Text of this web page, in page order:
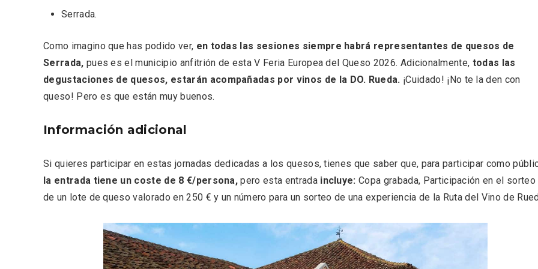
Serrada.
Como imagino que has podido ver, en todas las sesiones siempre habrá representantes de quesos de
Serrada, pues es el municipio anfitrión de esta V Feria Europea del Queso 2026. Adicionalmente, todas las
degustaciones de quesos, estarán acompañadas por vinos de la DO. Rueda. ¡Cuidado! ¡No te la den con
queso! Pero es que están muy buenos.
Información adicional
Si quieres participar en estas jornadas dedicadas a los quesos, tienes que saber que, para participar como
la entrada tiene un coste de 8 €/persona, pero esta entrada incluye: Copa grabada, Participación en el sorteo
de un lote de queso valorado en 250 € y un número para un sorteo de una experiencia de la Ruta del Vino de
Inauguración del Árbol de
Navidad a ganchillo de
Moradillo de Roa
El árbol de Navidad de
Fuenterrebollo
Belén segoviano, otra
escusa más para